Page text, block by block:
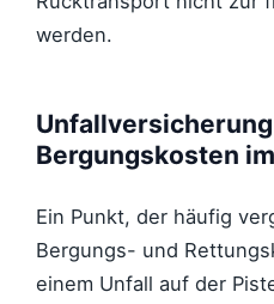
werden.
Bergungskosten
Ein Punkt, der häufig
Bergungs- und
einem Unfall auf der